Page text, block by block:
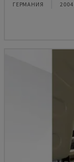
ГЕРМАНИЯ 2004